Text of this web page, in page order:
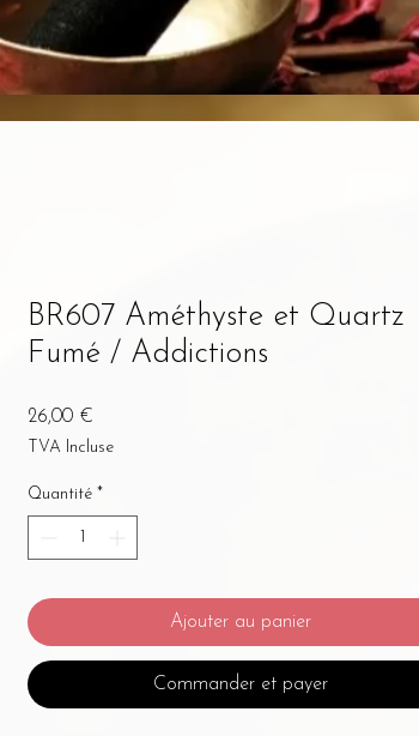
BR607 Améthyste et Quartz
Fumé / Addictions
26,00 €
TVA Incluse
Quantité *
Ajouter au panier
Commander et payer